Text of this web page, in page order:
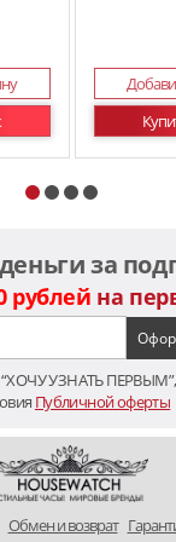
за
рублей на
УЗНАТЬ
Публичной оферты
Обмен и возврат